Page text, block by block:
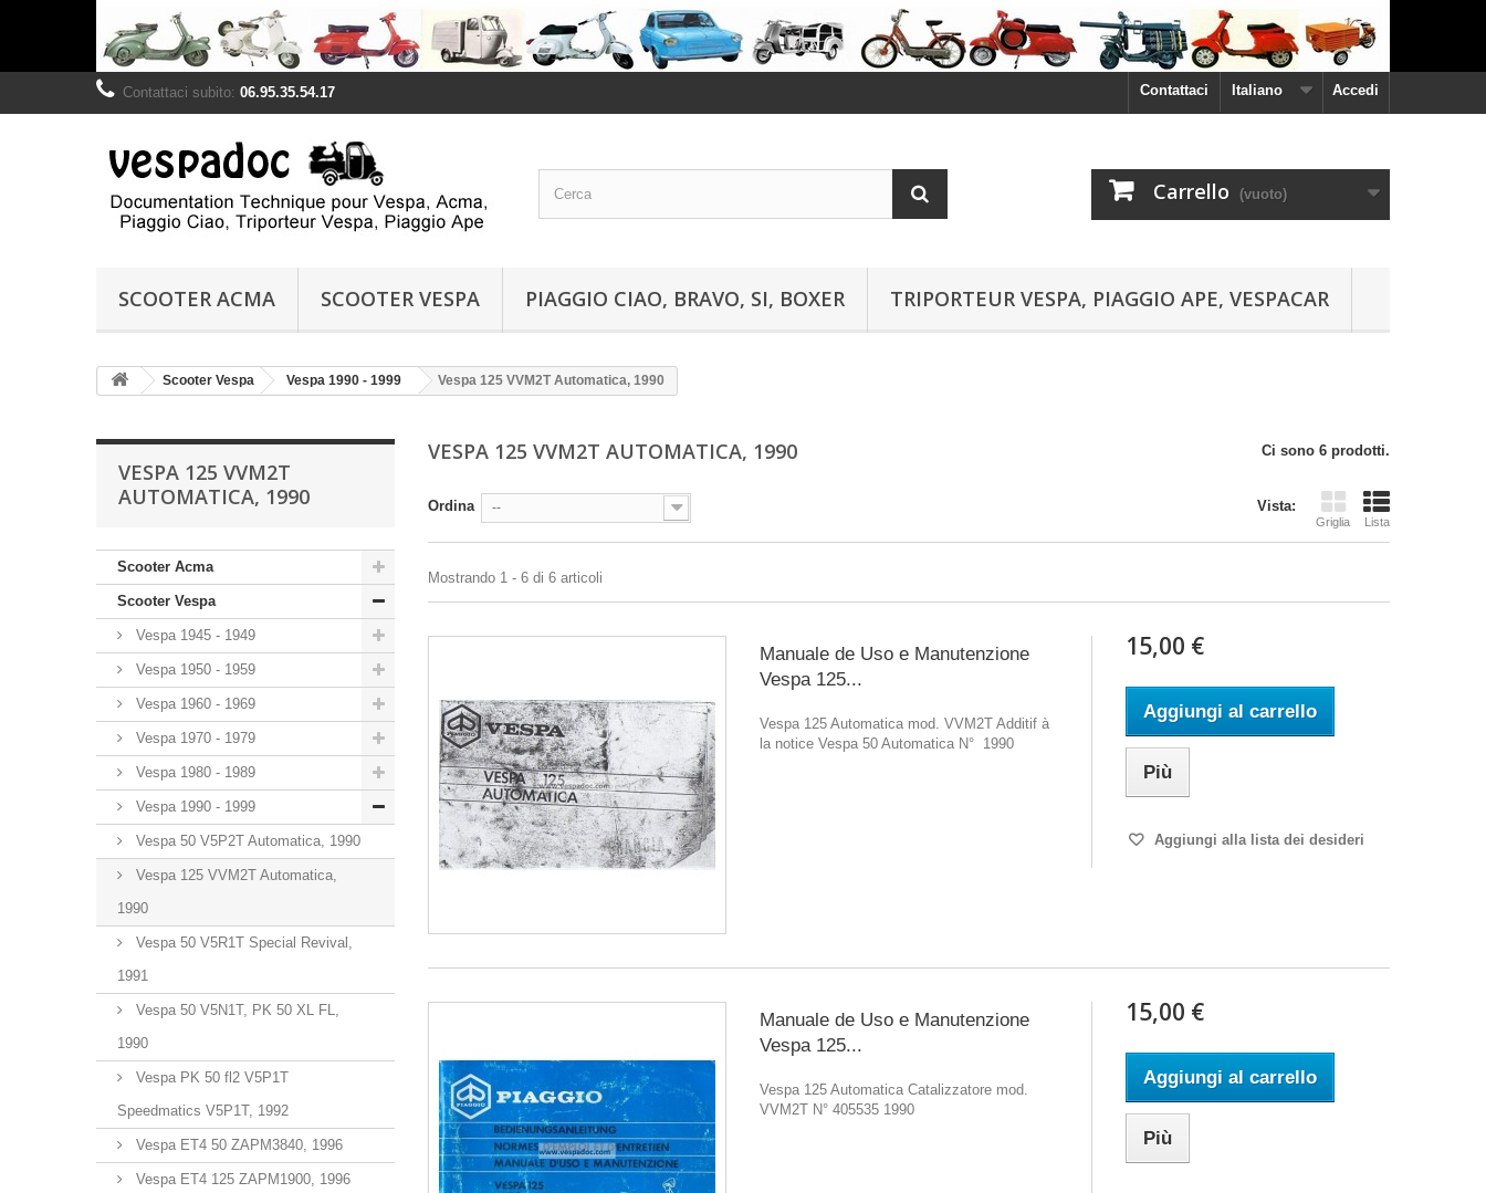
Accedi
Italiano
Contattaci
Contattaci subito: 06.95.35.54.17
Carrello (vuoto)
SCOOTER ACMA SCOOTER VESPA PIAGGIO CIAO, BRAVO, SI, BOXER TRIPORTEUR VESPA, PIAGGIO APE, VESPACAR
Scooter Vespa Vespa 1990 - 1999 Vespa 125 VVM2T Automatica, 1990
VESPA 125 VVM2T
AUTOMATICA, 1990
Scooter Acma
Scooter Vespa
Vespa 1945 - 1949
Vespa 1950 - 1959
Vespa 1960 - 1969
Vespa 1970 - 1979
Vespa 1980 - 1989
Vespa 1990 - 1999
Vespa 50 V5P2T Automatica, 1990
Vespa 125 VVM2T Automatica,
1990
Vespa 50 V5R1T Special Revival,
1991
Vespa 50 V5N1T, PK 50 XL FL,
1990
Vespa PK 50 fl2 V5P1T
Speedmatics V5P1T, 1992
Vespa ET4 50 ZAPM3840, 1996
Vespa ET4 125 ZAPM1900, 1996
VESPA 125 VVM2T AUTOMATICA, 1990 Ci sono 6 prodotti.
Vista:
Griglia Lista
Ordina --
Mostrando 1 - 6 di 6 articoli
Manuale de Uso e Manutenzione
Vespa 125...
Vespa 125 Automatica mod. VVM2T Additif à
la notice Vespa 50 Automatica N° 1990
15,00 €
Aggiungi al carrello
Più
Aggiungi alla lista dei desideri
Manuale de Uso e Manutenzione
Vespa 125...
Vespa 125 Automatica Catalizzatore mod.
VVM2T N° 405535 1990
15,00 €
Aggiungi al carrello
Più